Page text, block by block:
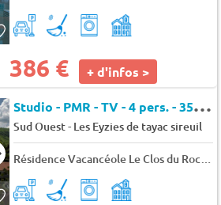
386 € + d'infos >
S
tudio - PMR - TV - 4 pers. - 35m2 - Animaux admis
Sud Ouest- Les Eyzies de tayac sireuil
Résidence Vacancéole Le Clos du Rocher